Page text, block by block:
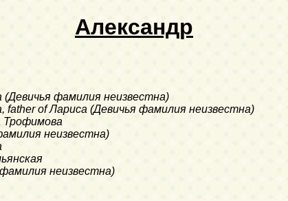
Александр
фамилия неизвестна)
of Лариса (Девичья фамилия неизвестна)
Трофимова
неизвестна)
неизвестна)